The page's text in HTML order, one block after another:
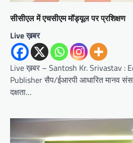
सीसीएल में एचसीएम मॉड्यूल पर प्रशिक्षण
Live ख़बर
Live ख़बर – Santosh Kr. Srivastav :
Publisher सैप/ईआरपी आधारित मानव
दक्षता…